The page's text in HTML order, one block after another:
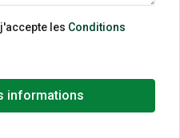
les Conditions
informations